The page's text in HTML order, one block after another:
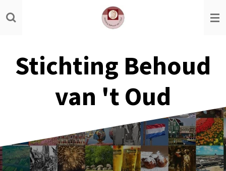
Ga
direct
hoofdinhoud
Stichting Behoud
van 't Oud